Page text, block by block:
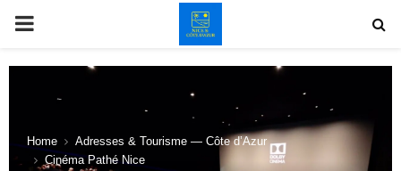
PRIMARY
MENU
Home
Adresses & Tourisme — Côte d’Azur
Cinéma Pathé Nice